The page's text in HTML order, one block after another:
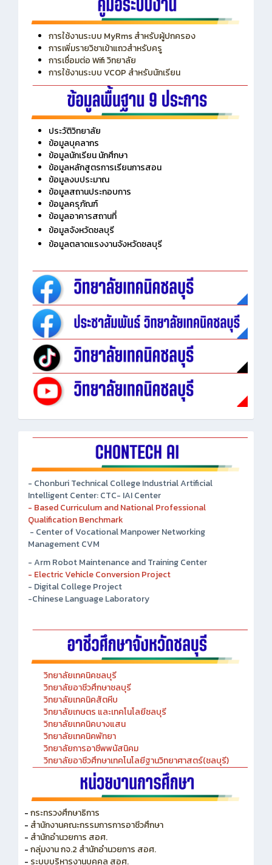
การใช้งานระบบ MyRms สำหรับผู้ปกครอง
การเพิ่มรายวิชาเข้าแถวสำหรับครู
การเชื่อมต่อ Wifi วิทยาลัย
การใช้งานระบบ VCOP สำหรับนักเรียน
ประวัติวิทยาลัย
ข้อมูลบุคลากร
ข้อมูลนักเรียน นักศึกษา
ข้อมูลหลักสูตรการเรียนการสอน
ข้อมูลงบประมาณ
ข้อมูลสถานประกอบการ
ข้อมูลครุภัณฑ์
ข้อมูลอาคารสถานที่
ข้อมูลจังหวัดชลบุรี
ข้อมูลตลาดแรงงานจังหวัดชลบุรี
- Chonburi Technical College Industrial Artificial
Intelligent Center: CTC- IAI Center
- Based Curriculum and National Professional
Qualification Benchmark
- Center of Vocational Manpower Networking
Management CVM
- Arm Robot Maintenance and Training Center
- Electric Vehicle Conversion Project
- Digital College Project
-Chinese Language Laboratory
วิทยาลัยเทคนิคชลบุรี
วิทยาลัยอาชีวศึกษาชลบุรี
วิทยาลัยเทคนิคสัตหีบ
วิทยาลัยเกษตร และเทคโนโลยีชลบุรี
วิทยาลัยเทคนิคบางแสน
วิทยาลัยเทคนิคพัทยา
วิทยาลัยการอาชีพพนัสนิคม
วิทยาลัยอาชีวศึกษาเทคโนโลยีฐานวิทยาศาสตร์(ชลบุรี)
-กระทรวงศึกษาธิการ
- สำนักงานคณะกรรมการการอาชีวศึกษา
- สำนักอำนวยการ สอศ.
-กลุ่มงาน กจ.2 สำนักอำนวยการ สอศ.
- ระบบบริหารงานบุคคล สอศ.